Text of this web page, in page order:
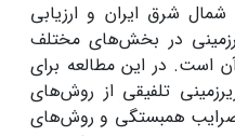
شرق ایران و ارزیابی
در بخش‌های مختلف
است. در این مطالعه برای
تلفیقی از روش‌های
ضرایب همبستگی و روش‌های